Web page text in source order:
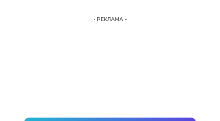
- РЕКЛАМА -